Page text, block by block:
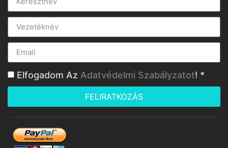
Elfogadom Az Adatvédelmi Szabályzatot! *
FELIRATKOZÁS